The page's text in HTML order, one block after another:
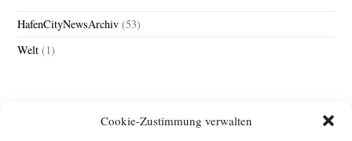
Cookie-Zustimmung verwalten
HafenCityNewsArchiv (53)
Welt (1)